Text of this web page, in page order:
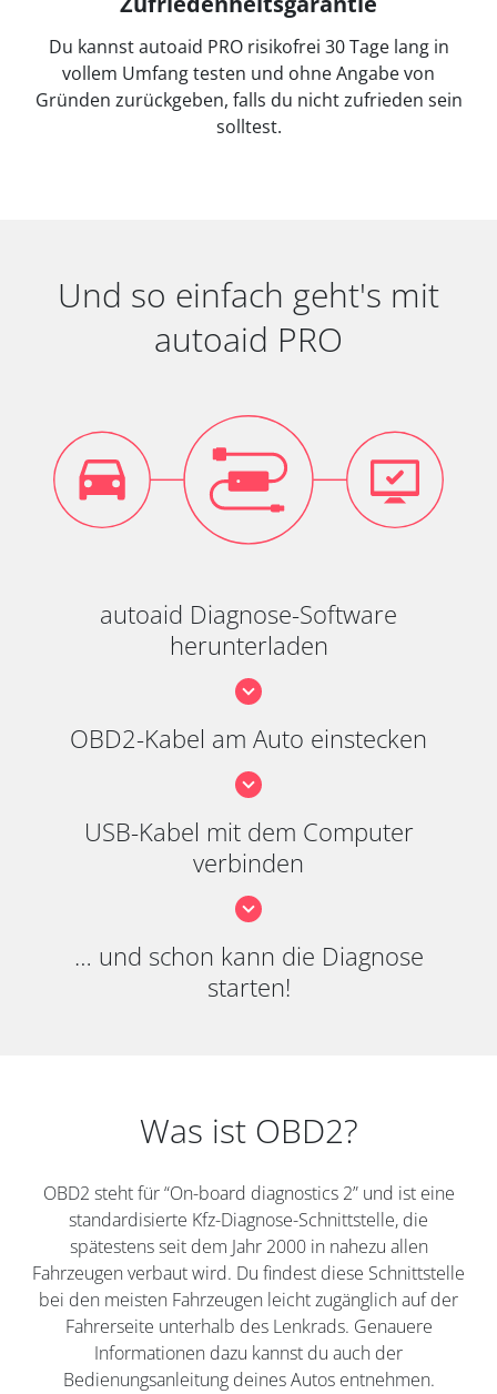
Du kannst autoaid PRO risikofrei 30 Tage lang in
vollem Umfang testen und ohne Angabe von
Gründen zurückgeben, falls du nicht zufrieden sein
solltest.
Und so einfach geht's mit
autoaid PRO
autoaid Diagnose-Software
herunterladen
OBD2-Kabel am Auto einstecken
USB-Kabel mit dem Computer
verbinden
… und schon kann die Diagnose
starten!
Was ist OBD2?
OBD2 steht für “On-board diagnostics 2” und ist eine
standardisierte Kfz-Diagnose-Schnittstelle, die
spätestens seit dem Jahr 2000 in nahezu allen
Fahrzeugen verbaut wird. Du findest diese Schnittstelle
bei den meisten Fahrzeugen leicht zugänglich auf der
Fahrerseite unterhalb des Lenkrads. Genauere
Informationen dazu kannst du auch der
Bedienungsanleitung deines Autos entnehmen.